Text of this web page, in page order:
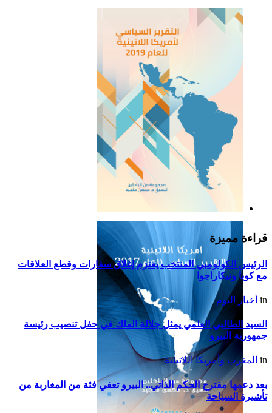
التقرير السياسي لأمريكا
اللاتينية للعام 2019
قراءة مميزة
الرئيس الكولومبي المنتخب يعتزم إغلاق سفارات وقطع العلاقات
مع كوبا ونيكاراجوا
in أخبار اليوم
السيد الطالبي العلمي يمثل جلالة الملك في حفل تنصيب رئيسة
جمهورية البيرو
in المغرب وأمريكا اللاتينية
بعد دعمها مقترح الحكم الذاتي.. البيرو تعفي فئة من المغاربة من
تأشيرة السياحة